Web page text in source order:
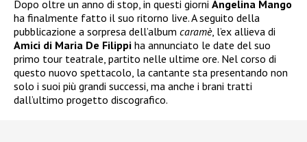
Dopo oltre un anno di stop, in questi giorni Angelina Mango
ha finalmente fatto il suo ritorno live. A seguito della
pubblicazione a sorpresa dell’album caramè, l’ex allieva di
Amici di Maria De Filippi ha annunciato le date del suo
primo tour teatrale, partito nelle ultime ore. Nel corso di
questo nuovo spettacolo, la cantante sta presentando non
solo i suoi più grandi successi, ma anche i brani tratti
dall’ultimo progetto discografico.